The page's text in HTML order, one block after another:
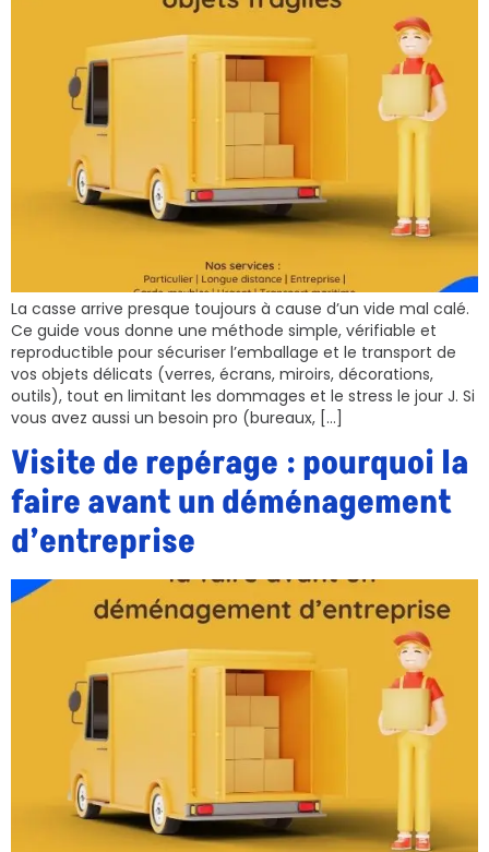
La casse arrive presque toujours à cause d’un vide mal calé.
Ce guide vous donne une méthode simple, vérifiable et
reproductible pour sécuriser l’emballage et le transport de
vos objets délicats (verres, écrans, miroirs, décorations,
outils), tout en limitant les dommages et le stress le jour J. Si
vous avez aussi un besoin pro (bureaux, […]
Visite de repérage : pourquoi la
faire avant un déménagement
d’entreprise